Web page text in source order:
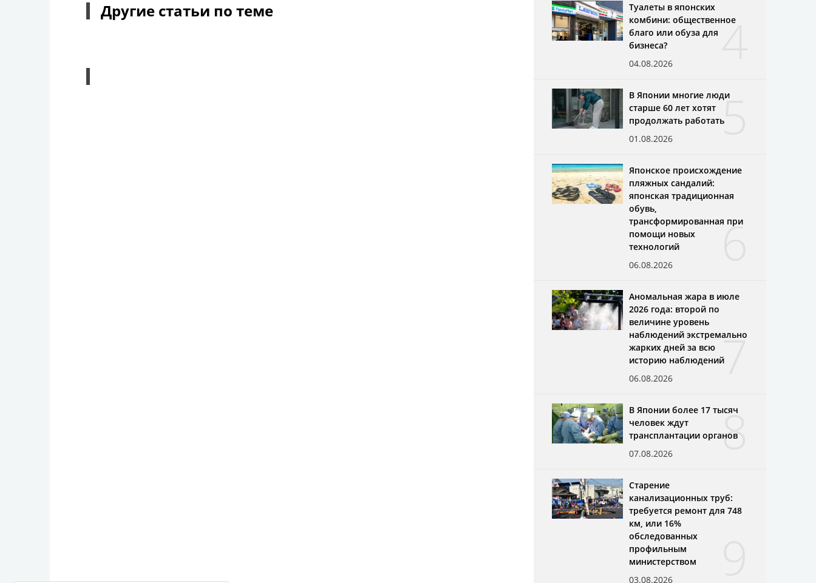
Другие статьи по теме 4
Туалеты в японских
комбини: общественное
благо или обуза для
бизнеса?
04.08.2026
5
В Японии многие люди
старше 60 лет хотят
продолжать работать
01.08.2026
6
Японское происхождение
пляжных сандалий:
японская традиционная
обувь,
трансформированная при
помощи новых
технологий
06.08.2026
7
Аномальная жара в июле
2026 года: второй по
величине уровень
наблюдений экстремально
жарких дней за всю
историю наблюдений
06.08.2026
8
В Японии более 17 тысяч
человек ждут
трансплантации органов
07.08.2026
Старение
канализационных труб:
требуется ремонт для 748
км, или 16%
обследованных
профильным
министерством
03.08.2026